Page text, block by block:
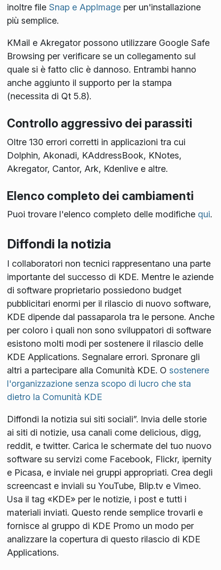
inoltre file Snap e AppImageper un'installazione
più semplice.
KMail e Akregator possono utilizzare Google Safe
Browsing per verificare se un collegamento sul
quale si è fatto clic è dannoso. Entrambi hanno
anche aggiunto il supporto per la stampa
(necessita di Qt 5.8).
Controllo aggressivo dei parassiti
Oltre 130 errori corretti in applicazioni tra cui
Dolphin, Akonadi, KAddressBook, KNotes,
Akregator, Cantor, Ark, Kdenlive e altre.
Elenco completo dei cambiamenti
Puoi trovare l'elenco completo delle modifiche qui.
Diffondi la notizia
I collaboratori non tecnici rappresentano una parte
importante del successo di KDE. Mentre le aziende
di software proprietario possiedono budget
pubblicitari enormi per il rilascio di nuovo software,
KDE dipende dal passaparola tra le persone. Anche
per coloro i quali non sono sviluppatori di software
esistono molti modi per sostenere il rilascio delle
KDE Applications. Segnalare errori. Spronare gli
altri a partecipare alla Comunità KDE. O sostenere
l'organizzazione senza scopo di lucro che sta
dietro la Comunità KDE
Diffondi la notizia sui siti sociali”. Invia delle storie
ai siti di notizie, usa canali come delicious, digg,
reddit, e twitter. Carica le schermate del tuo nuovo
software su servizi come Facebook, Flickr, ipernity
e Picasa, e inviale nei gruppi appropriati. Crea degli
screencast e inviali su YouTube, Blip.tv e Vimeo.
Usa il tag «KDE» per le notizie, i post e tutti i
materiali inviati. Questo rende semplice trovarli e
fornisce al gruppo di KDE Promo un modo per
analizzare la copertura di questo rilascio di KDE
Applications.